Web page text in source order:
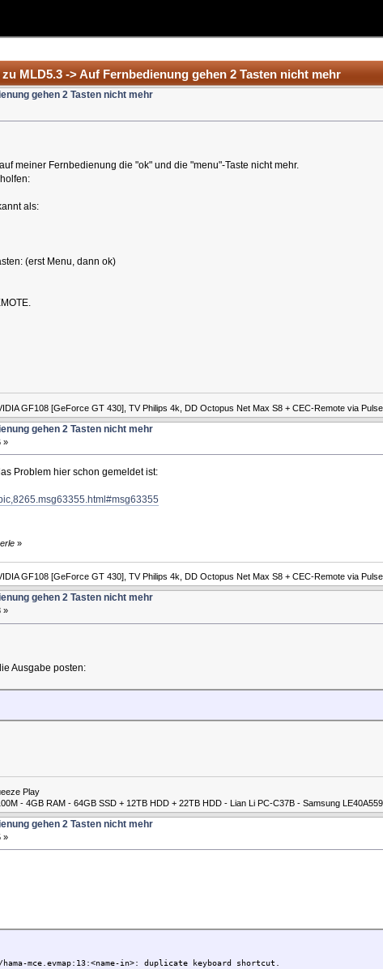
MLD5.3 -> Auf Fernbedienung gehen 2 Tasten nicht mehr
gehen 2 Tasten nicht mehr
meiner Fernbedienung die "ok" und die "menu"-Taste nicht mehr.
als:
(erst Menu, dann ok)
GF108 [GeForce GT 430], TV Philips 4k, DD Octopus Net Max S8 + CEC-Remote via
gehen 2 Tasten nicht mehr
»
Problem hier schon gemeldet ist:
»
GF108 [GeForce GT 430], TV Philips 4k, DD Octopus Net Max S8 + CEC-Remote via
gehen 2 Tasten nicht mehr
»
Ausgabe posten:
Play
- 4GB RAM - 64GB SSD + 12TB HDD + 22TB HDD - Lian Li PC-C37B - Samsung LE40A559
gehen 2 Tasten nicht mehr
»
mce.evmap:13:<name-in>: duplicate keyboard shortcut.